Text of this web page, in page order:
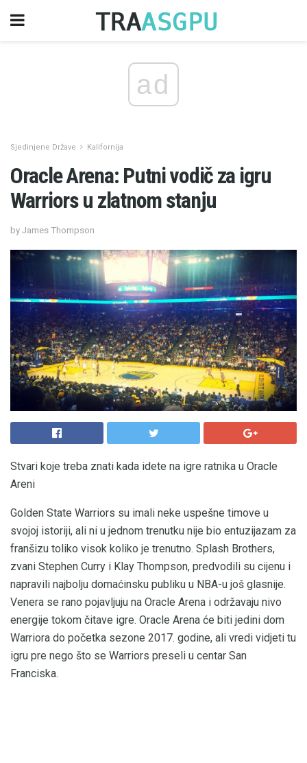
ad
Sjedinjene Države Kalifornija
Oracle Arena: Putni vodič za igru ​​
Warriors u zlatnom stanju
by James Thompson
Stvari koje treba znati kada idete na igre ratnika u Oracle
Areni
Golden State Warriors su imali neke uspešne timove u
svojoj istoriji, ali ni u jednom trenutku nije bio entuzijazam za
franšizu toliko visok koliko je trenutno. Splash Brothers,
zvani Stephen Curry i Klay Thompson, predvodili su cijenu i
napravili najbolju domaćinsku publiku u NBA-u još glasnije.
Venera se rano pojavljuju na Oracle Arena i održavaju nivo
energije tokom čitave igre. Oracle Arena će biti jedini dom
Warriora do početka sezone 2017. godine, ali vredi vidjeti tu
igru ​​pre nego što se Warriors preseli u centar San
Franciska.